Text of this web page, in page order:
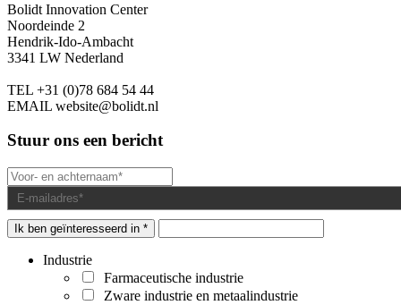
Bolidt Innovation Center
Noordeinde 2
Hendrik-Ido-Ambacht
3341 LW Nederland
TEL +31 (0)78 684 54 44
EMAIL website@bolidt.nl
Stuur ons een bericht
Ik ben geïnteresseerd in *
Industrie
Farmaceutische industrie
Zware industrie en metaalindustrie